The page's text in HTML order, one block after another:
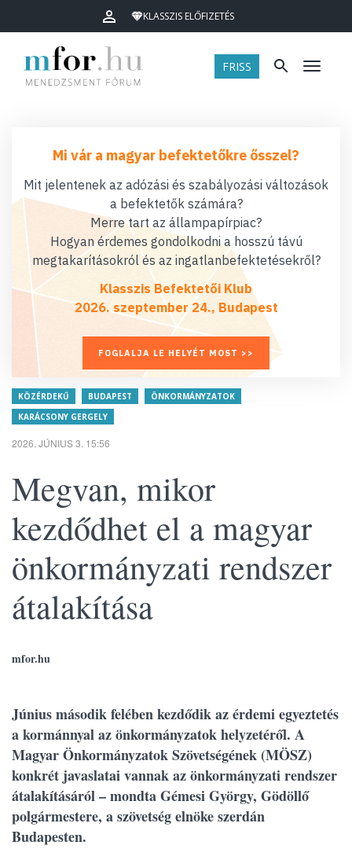
KLASSZIS ELŐFIZETÉS
FRISS Menü
Mi vár a magyar befektetőkre ősszel?
Mit jelentenek az adózási és szabályozási változások
a befektetők számára?
Merre tart az állampapírpiac?
Hogyan érdemes gondolkodni a hosszú távú
megtakarításokról és az ingatlanbefektetésekről?
Klasszis Befektetői Klub
2026. szeptember 24., Budapest
FOGLALJA LE HELYÉT MOST >>
KÖZÉRDEKŰ BUDAPEST
ÖNKORMÁNYZATOK
KARÁCSONY GERGELY
2026. JÚNIUS 3. 15:56
Megvan, mikor
kezdődhet el a magyar
önkormányzati rendszer
átalakítása
mfor.hu
Június második felében kezdődik az érdemi egyeztetés
a kormánnyal az önkormányzatok helyzetéről. A
Magyar Önkormányzatok Szövetségének (MÖSZ)
konkrét javaslatai vannak az önkormányzati rendszer
átalakításáról – mondta Gémesi György, Gödöllő
polgármestere, a szövetség elnöke szerdán
Budapesten.